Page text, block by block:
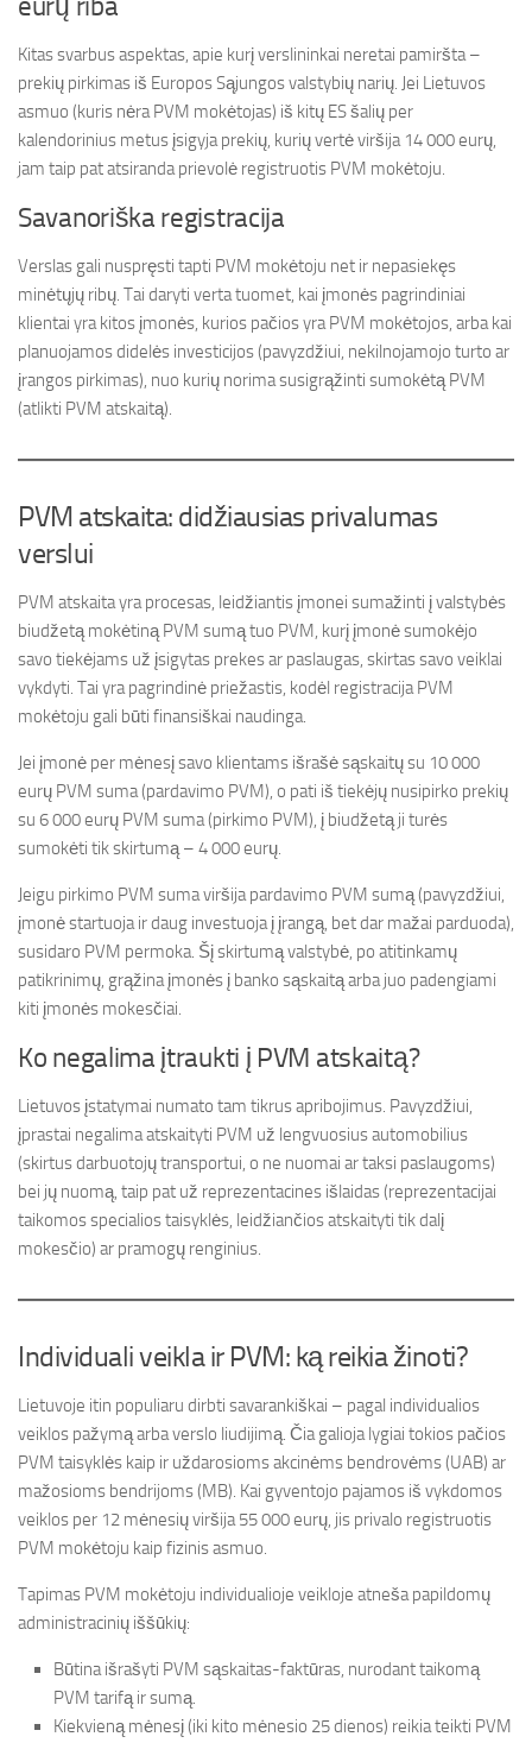
eurų riba
Kitas svarbus aspektas, apie kurį verslininkai neretai pamiršta –
prekių pirkimas iš Europos Sąjungos valstybių narių. Jei Lietuvos
asmuo (kuris nėra PVM mokėtojas) iš kitų ES šalių per
kalendorinius metus įsigyja prekių, kurių vertė viršija 14 000 eurų,
jam taip pat atsiranda prievolė registruotis PVM mokėtoju.
Savanoriška registracija
Verslas gali nuspręsti tapti PVM mokėtoju net ir nepasiekęs
minėtųjų ribų. Tai daryti verta tuomet, kai įmonės pagrindiniai
klientai yra kitos įmonės, kurios pačios yra PVM mokėtojos, arba kai
planuojamos didelės investicijos (pavyzdžiui, nekilnojamojo turto ar
įrangos pirkimas), nuo kurių norima susigrąžinti sumokėtą PVM
(atlikti PVM atskaitą).
PVM atskaita: didžiausias privalumas
verslui
PVM atskaita yra procesas, leidžiantis įmonei sumažinti į valstybės
biudžetą mokėtiną PVM sumą tuo PVM, kurį įmonė sumokėjo
savo tiekėjams už įsigytas prekes ar paslaugas, skirtas savo veiklai
vykdyti. Tai yra pagrindinė priežastis, kodėl registracija PVM
mokėtoju gali būti finansiškai naudinga.
Jei įmonė per mėnesį savo klientams išrašė sąskaitų su 10 000
eurų PVM suma (pardavimo PVM), o pati iš tiekėjų nusipirko prekių
su 6 000 eurų PVM suma (pirkimo PVM), į biudžetą ji turės
sumokėti tik skirtumą – 4 000 eurų.
Jeigu pirkimo PVM suma viršija pardavimo PVM sumą (pavyzdžiui,
įmonė startuoja ir daug investuoja į įrangą, bet dar mažai parduoda),
susidaro PVM permoka. Šį skirtumą valstybė, po atitinkamų
patikrinimų, grąžina įmonės į banko sąskaitą arba juo padengiami
kiti įmonės mokesčiai.
Ko negalima įtraukti į PVM atskaitą?
Lietuvos įstatymai numato tam tikrus apribojimus. Pavyzdžiui,
įprastai negalima atskaityti PVM už lengvuosius automobilius
(skirtus darbuotojų transportui, o ne nuomai ar taksi paslaugoms)
bei jų nuomą, taip pat už reprezentacines išlaidas (reprezentacijai
taikomos specialios taisyklės, leidžiančios atskaityti tik dalį
mokesčio) ar pramogų renginius.
Individuali veikla ir PVM: ką reikia žinoti?
Lietuvoje itin populiaru dirbti savarankiškai – pagal individualios
veiklos pažymą arba verslo liudijimą. Čia galioja lygiai tokios pačios
PVM taisyklės kaip ir uždarosioms akcinėms bendrovėms (UAB) ar
mažosioms bendrijoms (MB). Kai gyventojo pajamos iš vykdomos
veiklos per 12 mėnesių viršija 55 000 eurų, jis privalo registruotis
PVM mokėtoju kaip fizinis asmuo.
Tapimas PVM mokėtoju individualioje veikloje atneša papildomų
administracinių iššūkių:
Būtina išrašyti PVM sąskaitas-faktūras, nurodant taikomą
PVM tarifą ir sumą.
Kiekvieną mėnesį (iki kito mėnesio 25 dienos) reikia teikti PVM